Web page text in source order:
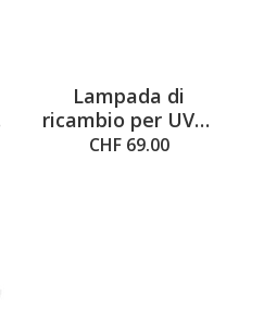
Lampada di
ricambio per UVC-
18
CHF 69.00